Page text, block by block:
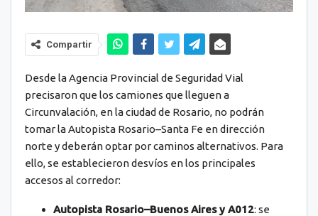
Compartir
Desde la Agencia Provincial de Seguridad Vial
precisaron que los camiones que lleguen a
Circunvalación, en la ciudad de Rosario, no podrán
tomar la Autopista Rosario–Santa Fe en dirección
norte y deberán optar por caminos alternativos. Para
ello, se establecieron desvíos en los principales
accesos al corredor:
Autopista Rosario–Buenos Aires y A012: se